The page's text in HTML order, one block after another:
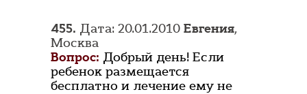
455. Дата: 20.01.2010 Евгения,
Москва
Вопрос: Добрый день! Если
ребенок размещается
бесплатно и лечение ему не